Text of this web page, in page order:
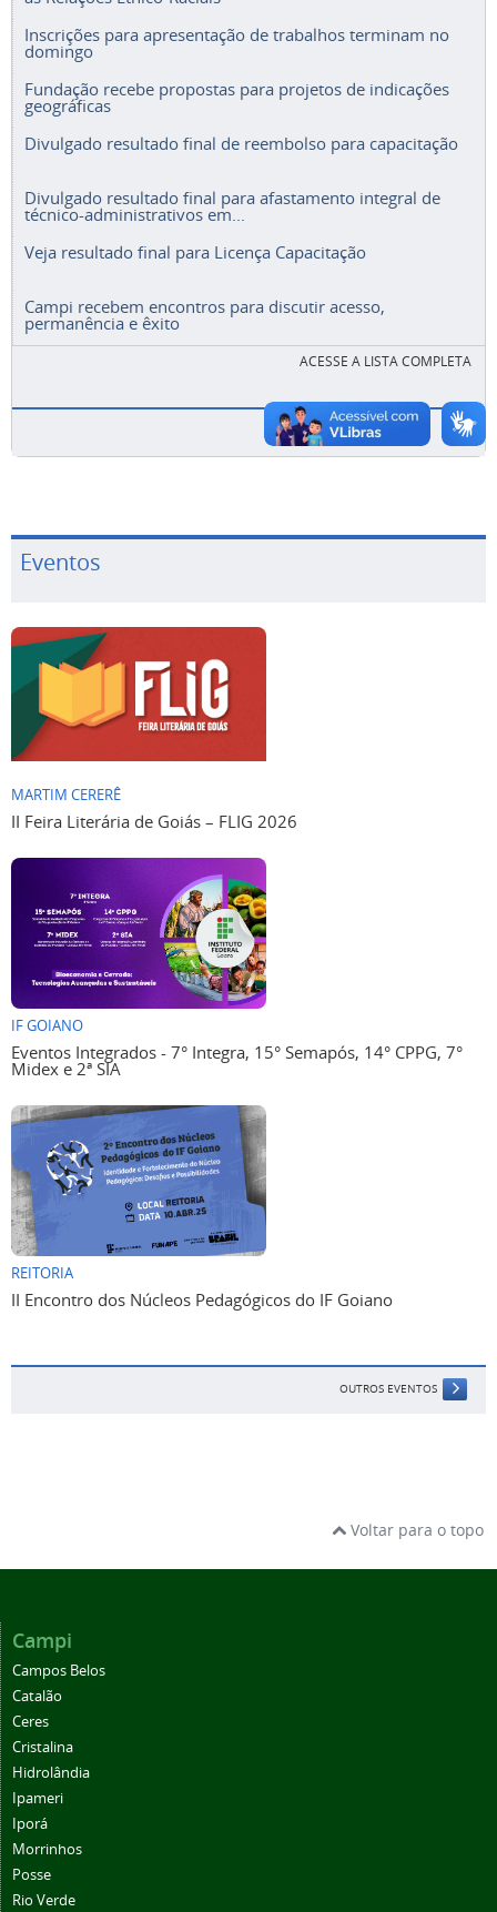
Inscrições para apresentação de trabalhos terminam no
domingo
Fundação recebe propostas para projetos de indicações
geográficas
Divulgado resultado final de reembolso para capacitação
Divulgado resultado final para afastamento integral de
técnico-administrativos em...
Veja resultado final para Licença Capacitação
Campi recebem encontros para discutir acesso,
permanência e êxito
ACESSE A LISTA COMPLETA
Eventos
MARTIM CERERÊ
II Feira Literária de Goiás – FLIG 2026
IF GOIANO
Eventos Integrados - 7° Integra, 15° Semapós, 14° CPPG, 7°
Midex e 2ª SIA
REITORIA
II Encontro dos Núcleos Pedagógicos do IF Goiano
OUTROS EVENTOS
Voltar para o topo
Campi
Campos Belos
Catalão
Ceres
Cristalina
Hidrolândia
Ipameri
Iporá
Morrinhos
Posse
Rio Verde